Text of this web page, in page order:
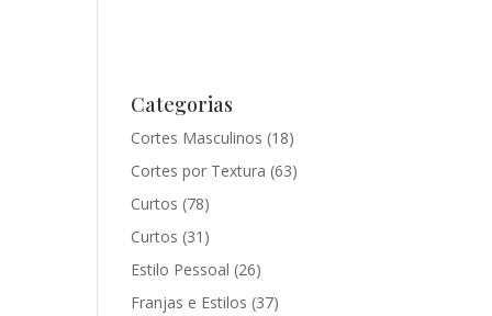
Categorias
Cortes Masculinos (18)
Cortes por Textura (63)
Curtos (78)
Curtos (31)
Estilo Pessoal (26)
Franjas e Estilos (37)